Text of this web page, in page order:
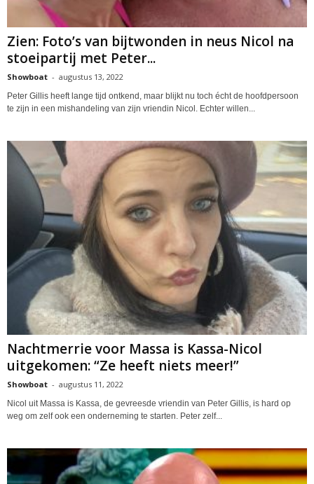
Zien: Foto’s van bijtwonden in neus Nicol na
stoeipartij met Peter...
Showboat - augustus 13, 2022
Peter Gillis heeft lange tijd ontkend, maar blijkt nu toch écht de hoofdpersoon
te zijn in een mishandeling van zijn vriendin Nicol. Echter willen...
Nachtmerrie voor Massa is Kassa-Nicol
uitgekomen: “Ze heeft niets meer!”
Showboat - augustus 11, 2022
Nicol uit Massa is Kassa, de gevreesde vriendin van Peter Gillis, is hard op
weg om zelf ook een onderneming te starten. Peter zelf...